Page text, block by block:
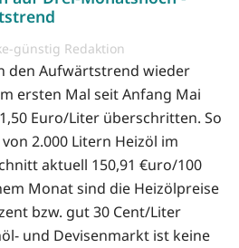
günstig Redaktion
den Aufwärtstrend wieder
ersten Mal seit Anfang Mai
Euro/Liter überschritten. So
2.000 Litern Heizöl im
aktuell 150,91 €uro/100
Monat sind die Heizölpreise
bzw. gut 30 Cent/Liter
und Devisenmarkt ist keine